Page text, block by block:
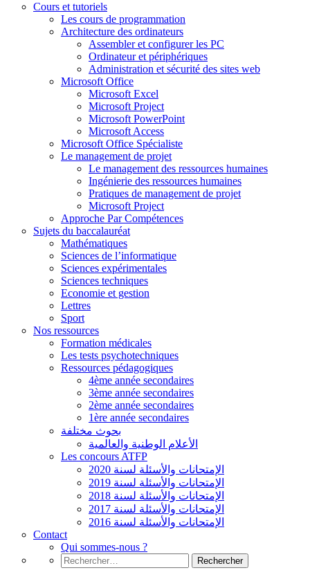
Cours et tutoriels
Les cours de programmation
Architecture des ordinateurs
Assembler et configurer les PC
Ordinateur et périphériques
Administration et sécurité des sites web
Microsoft Office
Microsoft Excel
Microsoft Project
Microsoft PowerPoint
Microsoft Access
Microsoft Office Spécialiste
Le management de projet
Le management des ressources humaines
Ingénierie des ressources humaines
Pratiques de management de projet
Microsoft Project
Approche Par Compétences
Sujets du baccalauréat
Mathématiques
Sciences de l’informatique
Sciences expérimentales
Sciences techniques
Economie et gestion
Lettres
Sport
Nos ressources
Formation médicales
Les tests psychotechniques
Ressources pédagogiques
4ème année secondaires
3ème année secondaires
2ème année secondaires
1ère année secondaires
بحوث مختلفة
الأعلام الوطنية والعالمية
Les concours ATFP
الإمتحانات والأسئلة لسنة 2020
الإمتحانات والأسئلة لسنة 2019
الإمتحانات والأسئلة لسنة 2018
الإمتحانات والأسئلة لسنة 2017
الإمتحانات والأسئلة لسنة 2016
Contact
Qui sommes-nous ?
Rechercher :